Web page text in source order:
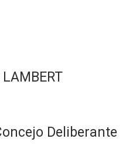
LAMBERT
Deliberante